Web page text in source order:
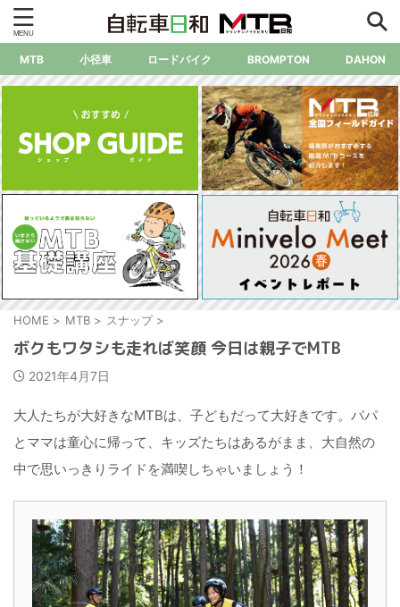
MTB 小径車 ロードバイク BROMPTON DAHON
HOME > MTB > スナップ >
ボクもワタシも走れば笑顔 今日は親子でMTB
2021年4月7日
大人たちが大好きなMTBは、子どもだって大好きです。パパ
とママは童心に帰って、キッズたちはあるがまま、大自然の
中で思いっきりライドを満喫しちゃいましょう！